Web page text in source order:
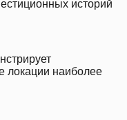
историй
локации наиболее